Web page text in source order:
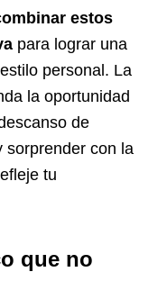
estos
para lograr una
personal. La
la oportunidad
de
sorprender con la
tu
que no